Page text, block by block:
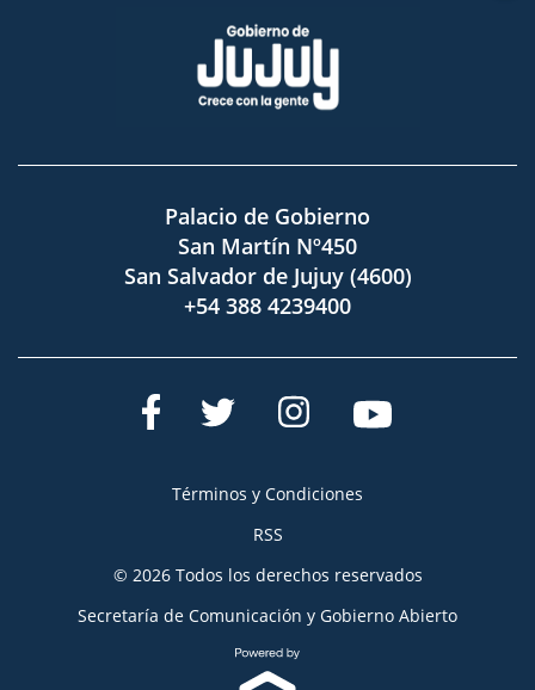
Palacio de Gobierno
San Martín Nº450
San Salvador de Jujuy (4600)
+54 388 4239400
Términos y Condiciones
RSS
© 2026 Todos los derechos reservados
Secretaría de Comunicación y Gobierno Abierto